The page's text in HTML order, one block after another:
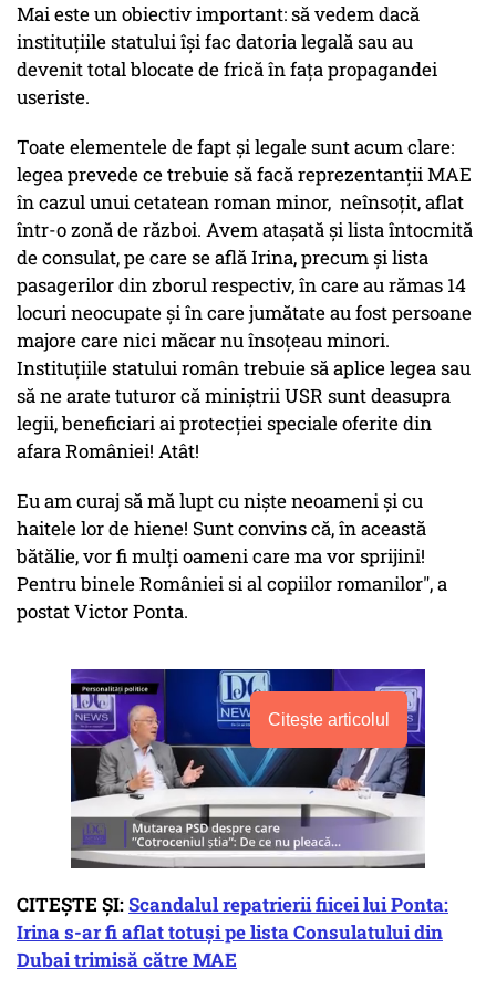
Mai este un obiectiv important: să vedem dacă
instituțiile statului își fac datoria legală sau au
devenit total blocate de frică în fața propagandei
useriste.
Toate elementele de fapt și legale sunt acum clare:
legea prevede ce trebuie să facă reprezentanții MAE
în cazul unui cetatean roman minor, neînsoțit, aflat
într-o zonă de război. Avem atașată și lista întocmită
de consulat, pe care se află Irina, precum și lista
pasagerilor din zborul respectiv, în care au rămas 14
locuri neocupate și în care jumătate au fost persoane
majore care nici măcar nu însoțeau minori.
Instituțiile statului român trebuie să aplice legea sau
să ne arate tuturor că miniștrii USR sunt deasupra
legii, beneficiari ai protecției speciale oferite din
afara României! Atât!
Eu am curaj să mă lupt cu niște neoameni și cu
haitele lor de hiene! Sunt convins că, în această
bătălie, vor fi mulți oameni care ma vor sprijini!
Pentru binele României si al copiilor romanilor", a
postat Victor Ponta.
Citește articolul
CITEȘTE ȘI:Scandalul repatrierii fiicei lui Ponta:
Irina s-ar fi aflat totuși pe lista Consulatului din
Dubai trimisă către MAE